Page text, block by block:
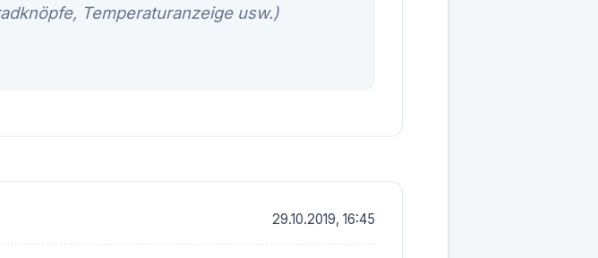
Temperaturanzeige usw.)
29.10.2019, 16:45